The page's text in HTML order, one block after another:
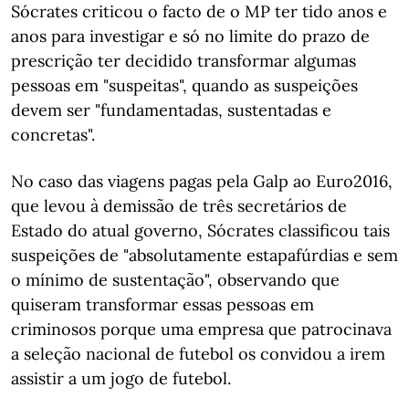
Sócrates criticou o facto de o MP ter tido anos e
anos para investigar e só no limite do prazo de
prescrição ter decidido transformar algumas
pessoas em "suspeitas", quando as suspeições
devem ser "fundamentadas, sustentadas e
concretas".
No caso das viagens pagas pela Galp ao Euro2016,
que levou à demissão de três secretários de
Estado do atual governo, Sócrates classificou tais
suspeições de "absolutamente estapafúrdias e sem
o mínimo de sustentação", observando que
quiseram transformar essas pessoas em
criminosos porque uma empresa que patrocinava
a seleção nacional de futebol os convidou a irem
assistir a um jogo de futebol.